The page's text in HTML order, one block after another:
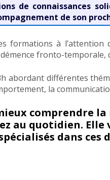
de connaissances
de son
formations à
fronto-temporale,
abordant différentes
la
comprendre
au quotidien.
dans ces